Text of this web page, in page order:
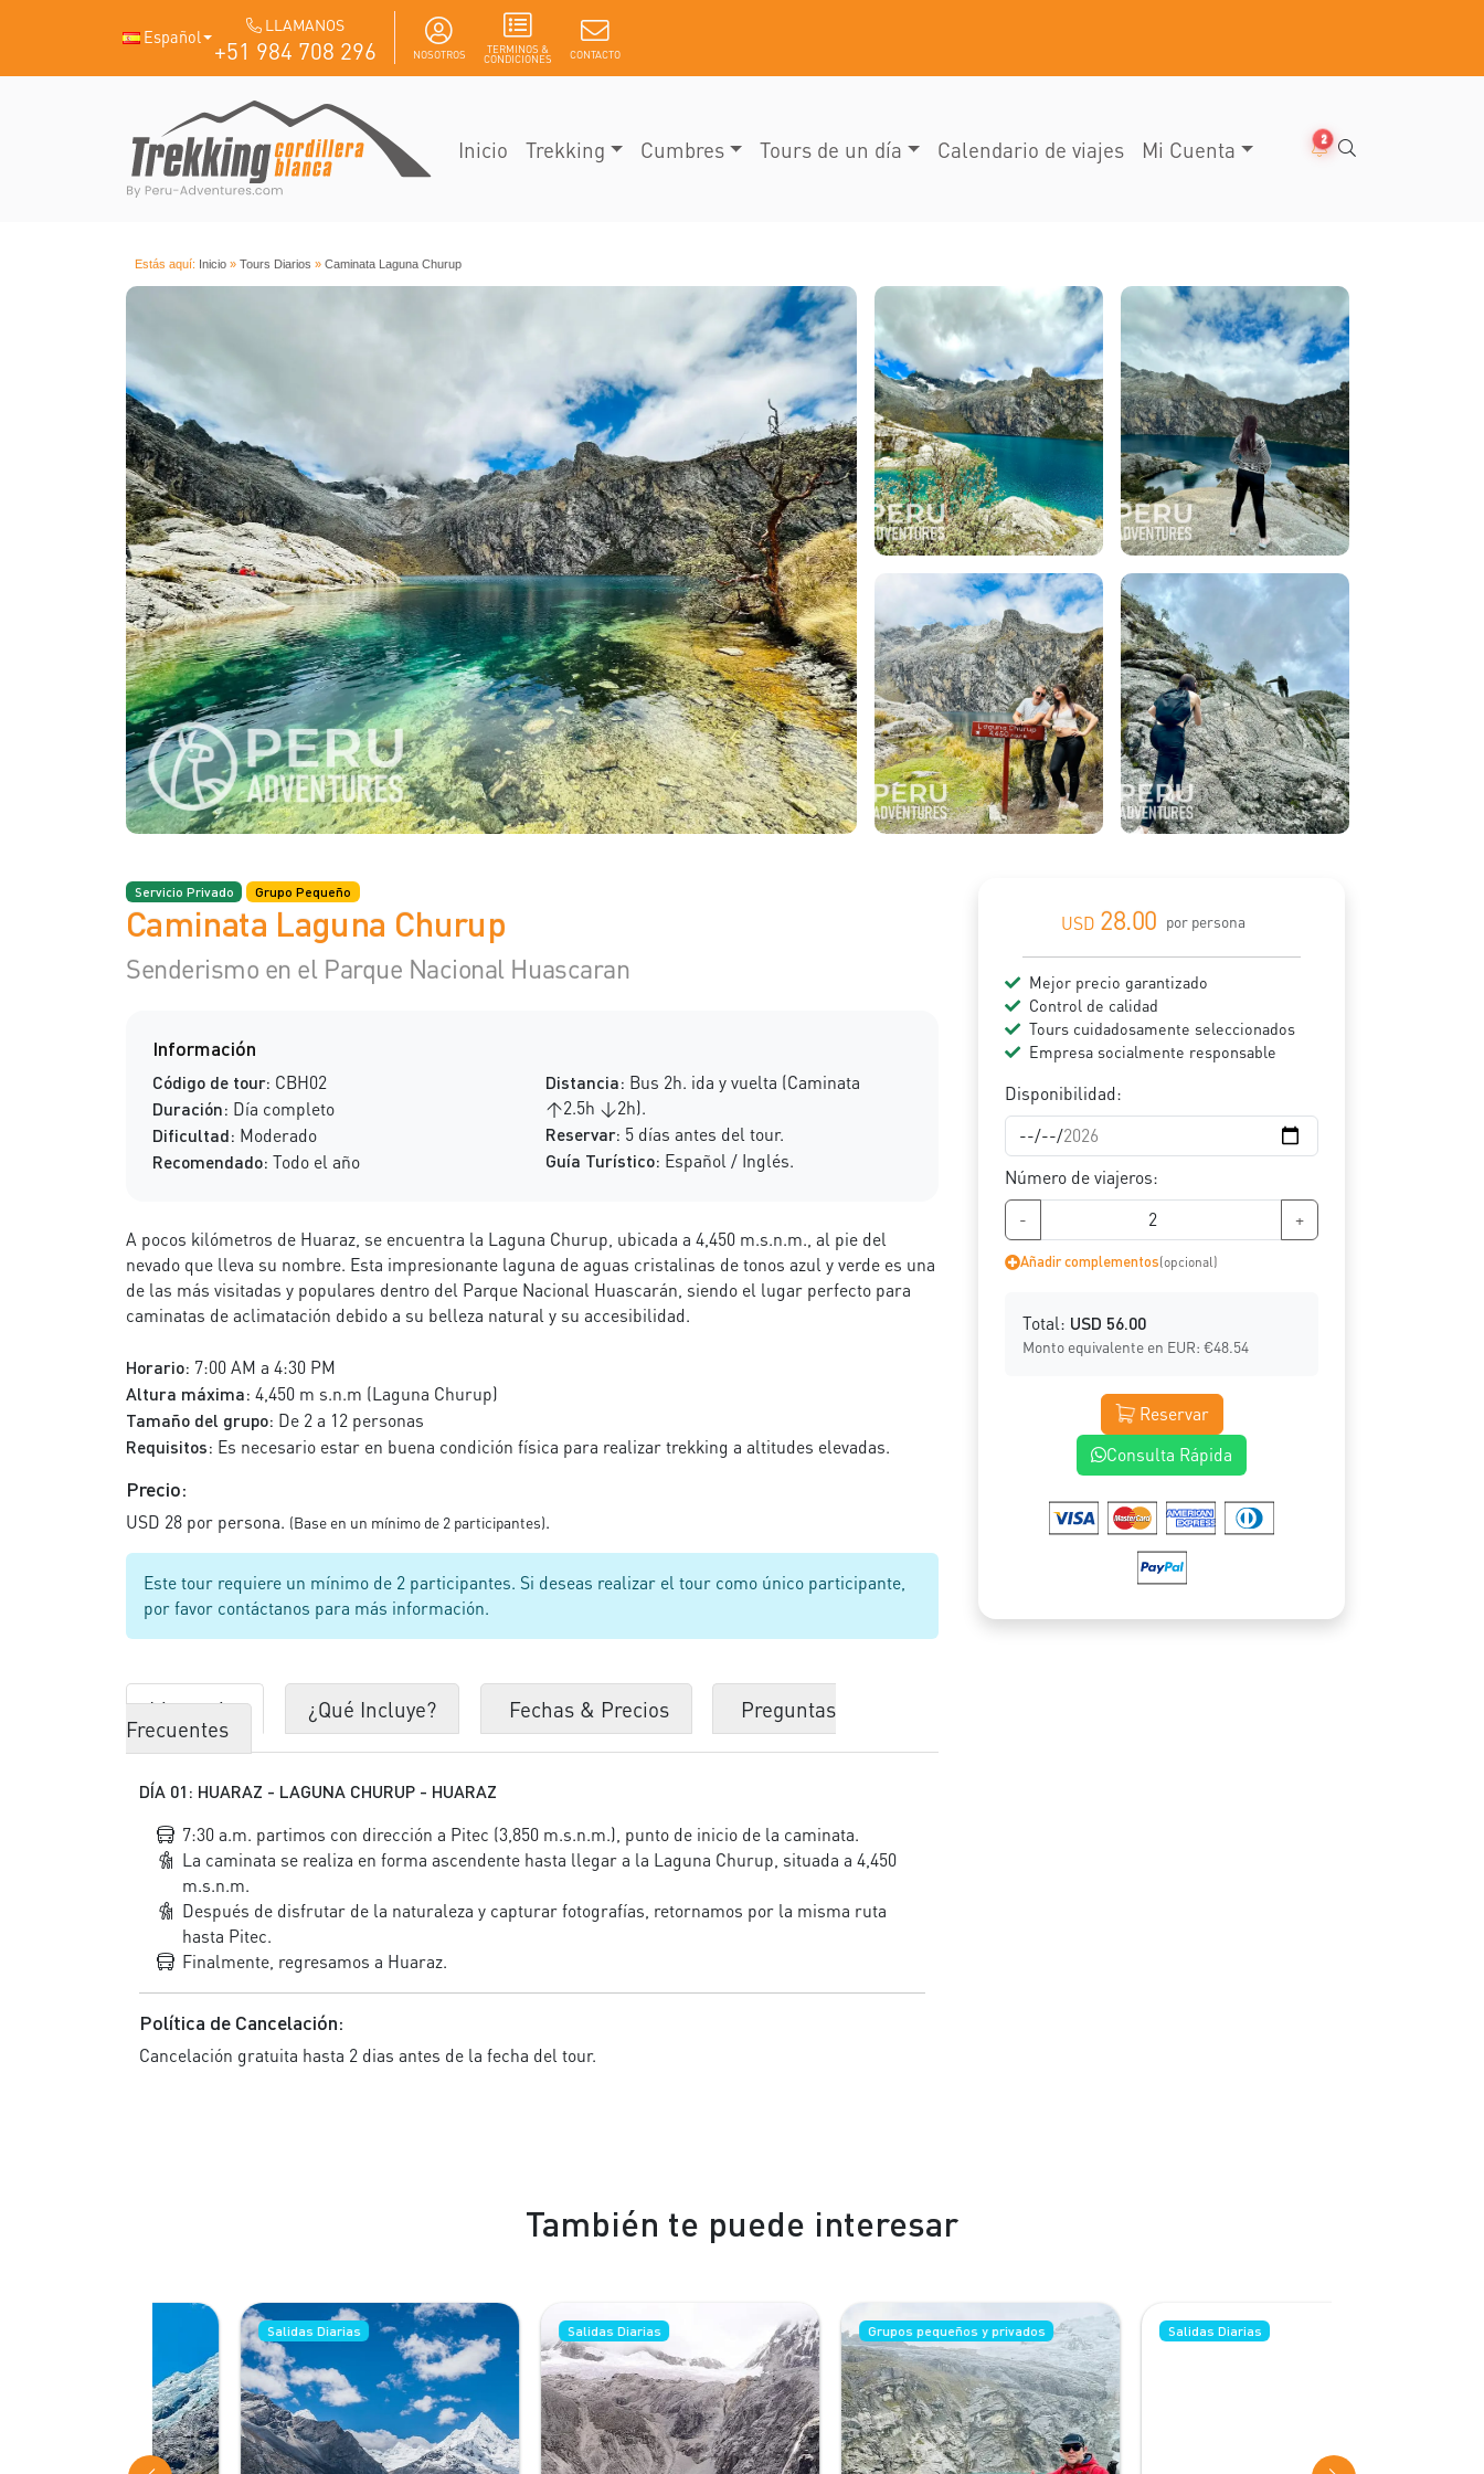
Español
LLAMANOS
+51 984 708 296 NOSOTROS TERMINOS &
CONDICIONES CONTACTO
Inicio Trekking Cumbres Tours de un día Calendario de viajes Mi Cuenta 2
Estás aquí: Inicio » Tours Diarios » Caminata Laguna Churup
Servicio Privado Grupo Pequeño
Caminata Laguna Churup
Senderismo en el Parque Nacional Huascaran
Información
Código de tour: CBH02
Duración: Día completo
Dificultad: Moderado
Recomendado: Todo el año
Distancia: Bus 2h. ida y vuelta (Caminata
↑2.5h ↓2h).
Reservar: 5 días antes del tour.
Guía Turístico: Español / Inglés.
A pocos kilómetros de Huaraz, se encuentra la Laguna Churup, ubicada a 4,450 m.s.n.m., al pie del
nevado que lleva su nombre. Esta impresionante laguna de aguas cristalinas de tonos azul y verde es una
de las más visitadas y populares dentro del Parque Nacional Huascarán, siendo el lugar perfecto para
caminatas de aclimatación debido a su belleza natural y su accesibilidad.
Horario: 7:00 AM a 4:30 PM
Altura máxima: 4,450 m s.n.m (Laguna Churup)
Tamaño del grupo: De 2 a 12 personas
Requisitos: Es necesario estar en buena condición física para realizar trekking a altitudes elevadas.
Precio:
USD 28 por persona. (Base en un mínimo de 2 participantes).
Este tour requiere un mínimo de 2 participantes. Si deseas realizar el tour como único participante,
por favor contáctanos para más información.
Itinerario ¿Qué Incluye? Fechas & Precios Preguntas
Frecuentes
DÍA 01: HUARAZ - LAGUNA CHURUP - HUARAZ
7:30 a.m. partimos con dirección a Pitec (3,850 m.s.n.m.), punto de inicio de la caminata.
La caminata se realiza en forma ascendente hasta llegar a la Laguna Churup, situada a 4,450
m.s.n.m.
Después de disfrutar de la naturaleza y capturar fotografías, retornamos por la misma ruta
hasta Pitec.
Finalmente, regresamos a Huaraz.
Política de Cancelación:
Cancelación gratuita hasta 2 dias antes de la fecha del tour.
USD 28.00 por persona
Mejor precio garantizado
Control de calidad
Tours cuidadosamente seleccionados
Empresa socialmente responsable
Disponibilidad:
Número de viajeros:
-
+
Añadir complementos(opcional)
Total: USD 56.00
Monto equivalente en EUR: €48.54
Reservar
Consulta Rápida
También te puede interesar
Salidas Diarias Salidas Diarias Grupos pequeños y privados Salidas Diarias